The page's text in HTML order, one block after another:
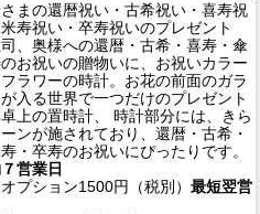
まの還暦祝い・古希祝い・喜寿祝
寿祝い・卒寿祝いのプレゼント
、奥様への還暦・古希・喜寿・傘
お祝いの贈物いに、お祝いカラー
ラワーの時計。お花の前面のガラ
入る世界で一つだけのプレゼント
上の置時計、 時計部分には、きら
ンが施されており、還暦・古希・
・卒寿のお祝いにぴったりです。
営業日
プション1500円（税別） 最短翌営